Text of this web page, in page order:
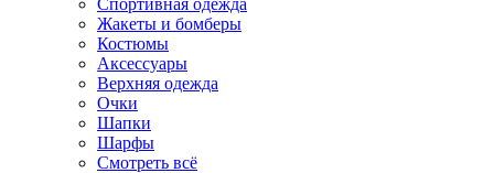
Спортивная одежда
Жакеты и бомберы
Костюмы
Аксессуары
Верхняя одежда
Очки
Шапки
Шарфы
Смотреть всё